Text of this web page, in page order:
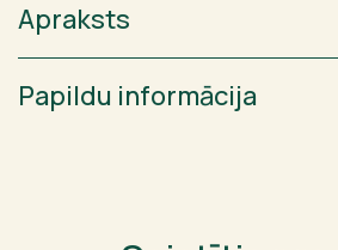
Apraksts
Papildu informācija